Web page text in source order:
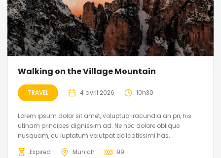
Walking on the Village Mountain
TRAVEL 4 avril 2026 10h30
Lorem ipsum dolor sit amet, voluptua iracundia an pri, his
utinam principes dignissim ad. Ne nec dolore oblique
nusquam, cu luptatum volutpat delicatissimi has.
Expired
Munich 99